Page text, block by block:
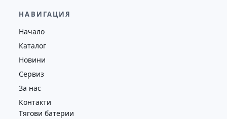
7476
НАВИГАЦИЯ
Начало
Каталог
Новини
Сервиз
За нас
Контакти
Тягови батерии